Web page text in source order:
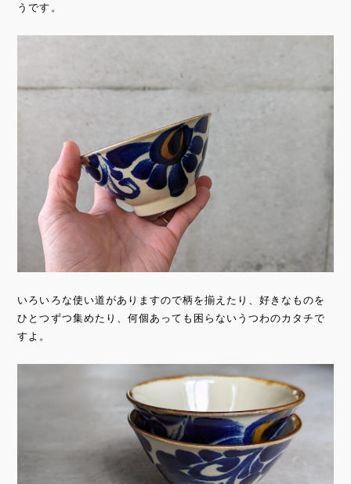
うです。
いろいろな使い道がありますので柄を揃えたり、好きなものを
ひとつずつ集めたり、何個あっても困らないうつわのカタチで
すよ。